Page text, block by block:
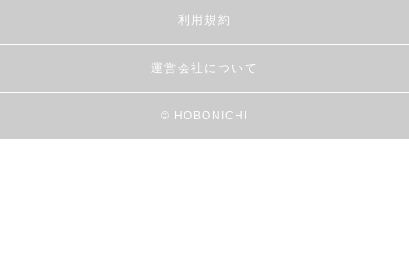
利用規約
運営会社について
© HOBONICHI